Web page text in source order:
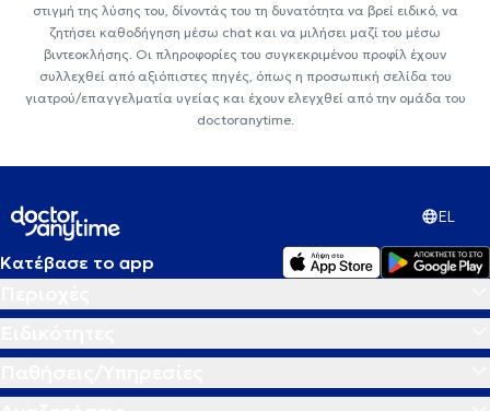
στιγμή της λύσης του, δίνοντάς του τη δυνατότητα να βρεί ειδικό, να
ζητήσει καθοδήγηση μέσω chat και να μιλήσει μαζί του μέσω
βιντεοκλήσης. Οι πληροφορίες του συγκεκριμένου προφίλ έχουν
συλλεχθεί από αξιόπιστες πηγές, όπως η προσωπική σελίδα του
γιατρού/επαγγελματία υγείας και έχουν ελεγχθεί από την ομάδα του
doctoranytime.
EL
Κατέβασε το app